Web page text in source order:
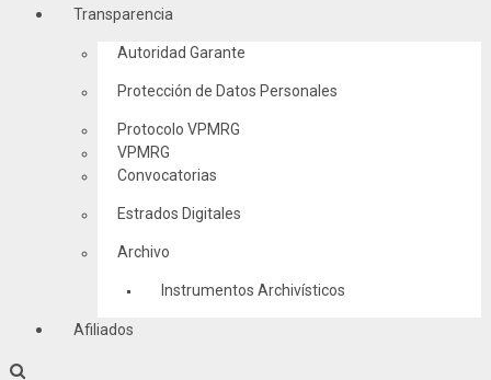
Transparencia
Autoridad Garante
Protección de Datos Personales
Protocolo VPMRG
VPMRG
Convocatorias
Estrados Digitales
Archivo
Instrumentos Archivísticos
Afiliados